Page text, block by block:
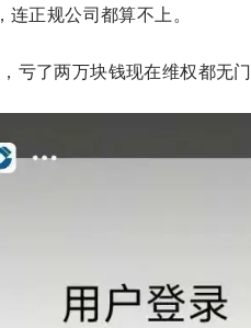
正规公司都算不上。
亏了两万块钱现在维权都无门